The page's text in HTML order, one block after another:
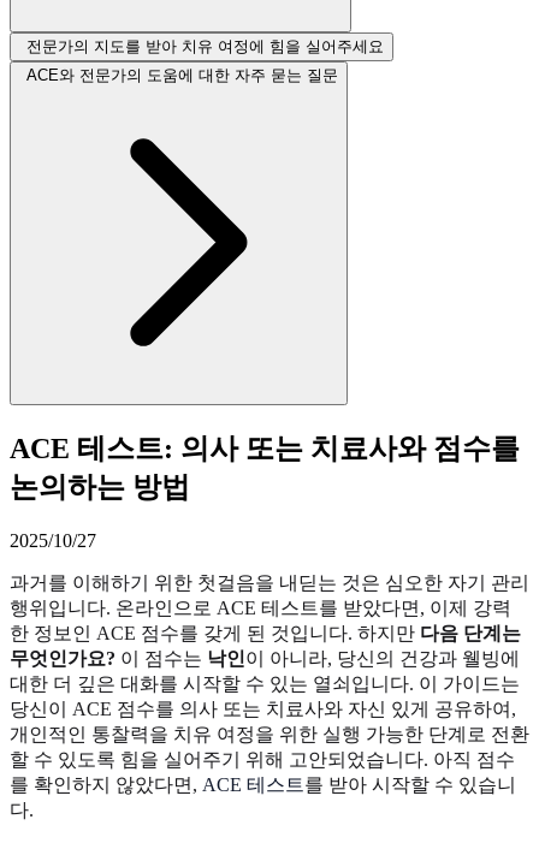
전문가의 지도를 받아 치유 여정에 힘을 실어주세요
ACE와 전문가의 도움에 대한 자주 묻는 질문
ACE 테스트: 의사 또는 치료사와 점수를
논의하는 방법
2025/10/27
과거를 이해하기 위한 첫걸음을 내딛는 것은 심오한 자기 관리
행위입니다. 온라인으로 ACE 테스트를 받았다면, 이제 강력
한 정보인 ACE 점수를 갖게 된 것입니다. 하지만 다음 단계는
무엇인가요? 이 점수는 낙인이 아니라, 당신의 건강과 웰빙에
대한 더 깊은 대화를 시작할 수 있는 열쇠입니다. 이 가이드는
당신이 ACE 점수를 의사 또는 치료사와 자신 있게 공유하여,
개인적인 통찰력을 치유 여정을 위한 실행 가능한 단계로 전환
할 수 있도록 힘을 실어주기 위해 고안되었습니다. 아직 점수
를 확인하지 않았다면, ACE 테스트를 받아 시작할 수 있습니
다.